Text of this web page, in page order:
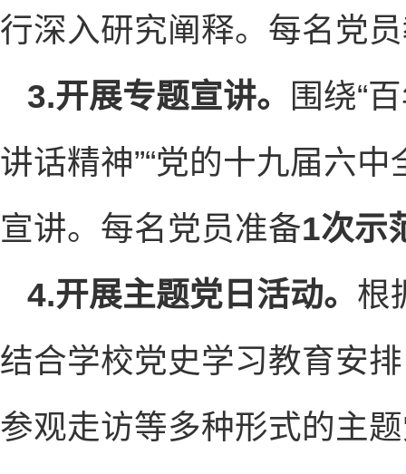
行深入研究阐释。每名党
3.开展专题宣讲。
围绕“
讲话精神”“党的十九届六
宣讲。每名党员准备1次示
4.开展主题党日活动。 根
结合学校党史学习教育安
参观走访等多种形式的主